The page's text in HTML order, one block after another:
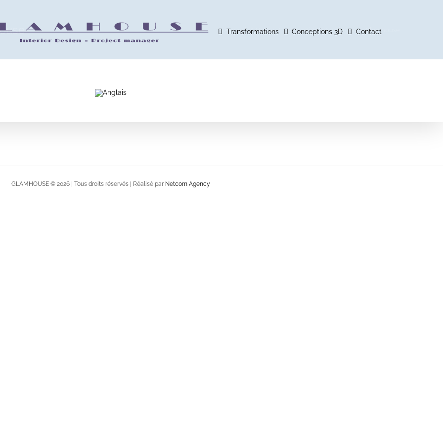
Transformations Conceptions 3D Contact
Accueil Home Conception 3D bathroom – Glamhouse
GLAMHOUSE © 2026 | Tous droits réservés | Réalisé par Netcom Agency